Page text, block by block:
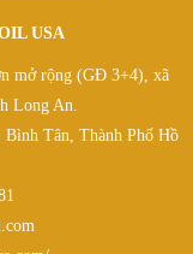
USA
mở rộng (GĐ 3+4), xã
Long An.
Bình Tân, Thành Phố Hồ